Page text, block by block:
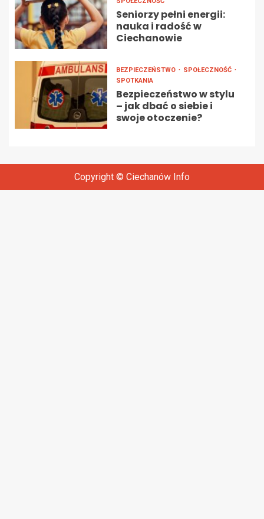
Seniorzy pełni energii:
nauka i radość w
Ciechanowie
BEZPIECZEŃSTWO
SPOŁECZNOŚĆ
SPOTKANIA
Bezpieczeństwo w stylu
– jak dbać o siebie i
swoje otoczenie?
Copyright © Ciechanów Info